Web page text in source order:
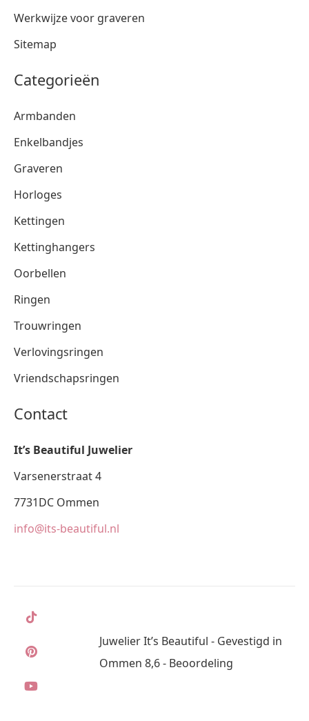
Werkwijze voor graveren
Sitemap
Categorieën
Armbanden
Enkelbandjes
Graveren
Horloges
Kettingen
Kettinghangers
Oorbellen
Ringen
Trouwringen
Verlovingsringen
Vriendschapsringen
Contact
It’s Beautiful Juwelier
Varsenerstraat 4
7731DC Ommen
info@its-beautiful.nl
Juwelier It’s Beautiful - Gevestigd in
Ommen 8,6 - Beoordeling